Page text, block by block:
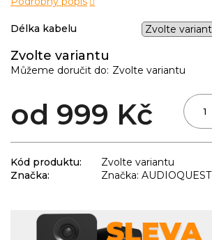
Zvolte variantu
Můžeme doručit do: Zvolte variantu
od 999 Kč
Délka kabelu
Kód produktu:
Zvolte variantu
Značka:
Značka: AUDIOQUEST